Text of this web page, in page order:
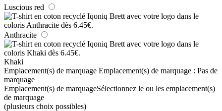
Luscious red
Anthracite
Khaki
Emplacement(s) de marquage Emplacement(s) de marquage : Pas de
marquage
Emplacement(s) de marquageSélectionnez le ou les emplacement(s)
de marquage
(plusieurs choix possibles)